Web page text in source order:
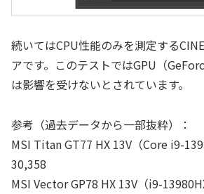
続いてはCPU性能のみを測定する
アです。このテストではGPU（
は影響を受けないとされています。
参考（過去データから一部抜粋）：
MSI Titan GT77 HX 13V（Core i9-
30,358
MSI Vector GP78 HX 13V（i9-